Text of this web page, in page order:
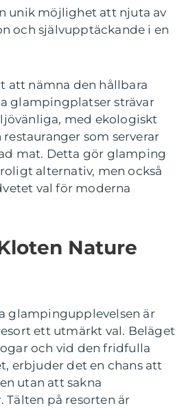
unik möjlighet att njuta av
och självupptäckande i en
att nämna den hållbara
glampingplatser strävar
med ekologiskt
som serverar
mat. Detta gör glamping
alternativ, men också
val för moderna
Nature
glampingupplevelsen är
ett utmärkt val. Beläget
och vid den fridfulla
erbjuder det en chans att
utan att sakna
Tälten på resorten är